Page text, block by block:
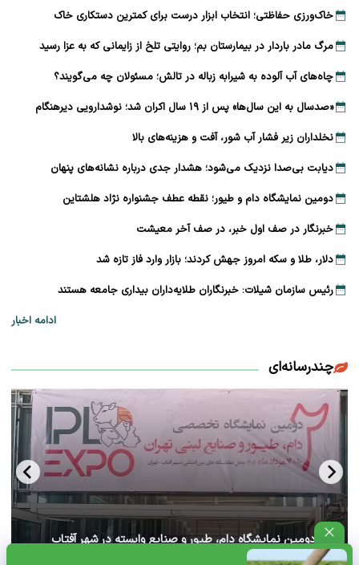
خاک‌ورزی حفاظتی؛ انتخاب ابزار درست برای کمترین دستکاری خاک
مرگ مادر باردار در بیمارستان بم؛ روایتی تلخ از زایمانی که به عزا رسید
چاه‌های آب آلوده به شیرابه زباله در تالش؛ مسئولان چه می‌گویند؟
«صدسال به این سال‌ها» پس از ۱۹ سال اکران شد؛ نوشدارویی دیرهنگام
نخلداران زیر فشار آب شور، آفت و هزینه‌های بالا
دیابت بی‌صدا نزدیک می‌شود؛ هشدار جدی درباره نشانه‌های پنهان
دومین نمایشگاه دام و طیور؛ نقطه عطف جشنواره نژاد هلشتاین
خبرنگار در صف اول خبر، در صف آخر معیشت
دلار، طلا و سکه امروز جهش کردند؛ بازار وارد فاز تازه شد
رئیس سازمان شیلات: خبرنگاران طلایه‌داران بیداری جامعه هستند
ادامه اخبار
چندرسانه‌ای
آغاز دومین نمایشگاه دام، طیور و صنایع وابسته در شهر آفتاب
تهران+ ویدئو